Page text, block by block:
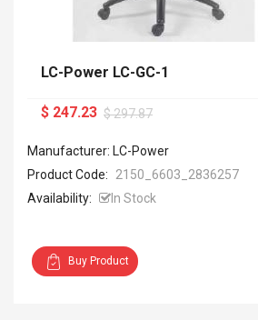
LC-Power LC-GC-1
$ 247.23 $ 297.87
Manufacturer: LC-Power
Product Code:
2150_6603_2836257
Availability:
In Stock
Buy Product